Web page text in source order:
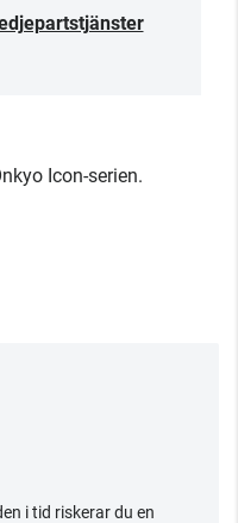
Icon-serien.
i tid riskerar du en